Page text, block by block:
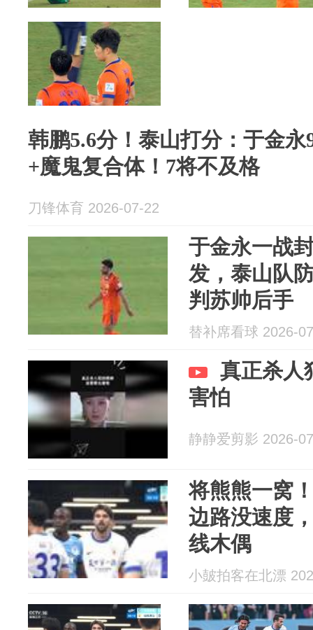
韩鹏5.6分！泰山打分：于金
+魔鬼复合体！7将不及格
刀锋体育 2026-07-22
于金永一战
发，泰山队
判苏帅后手
替补席看球 2026-
真正杀人
害怕
静静爱剪影 2026-
将熊熊一窝
边路没速度
线木偶
小皷拍客在北漂